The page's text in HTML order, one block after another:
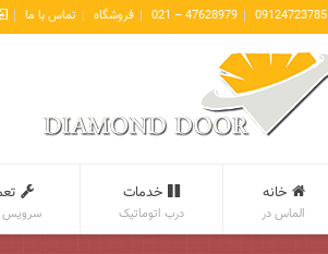
09124723785
47628979 – 021 فروشگاه تماس با ما
خانه
الماس در
خدمات
درب اتوماتیک سرویس